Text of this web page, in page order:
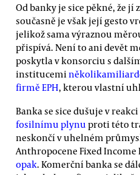
Od banky je sice pěkné, že
současně je však její gesto
jelikož sama výraznou
přispívá. Není to ani devět
poskytla v konsorciu s
institucemi
firmě EPH, kterou vlastní
Banka se sice dušuje v reakci
fosilnímu plynu proti této
neskončí v uhelném
Anthropocene Fixed
opak. Komerční banka se